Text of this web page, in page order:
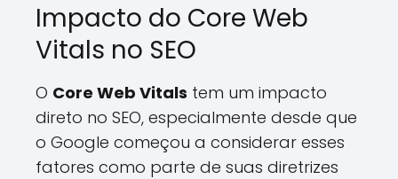
Impacto do Core Web
Vitals no SEO
O Core Web Vitals tem um impacto
direto no SEO, especialmente desde que
o Google começou a considerar esses
fatores como parte de suas diretrizes